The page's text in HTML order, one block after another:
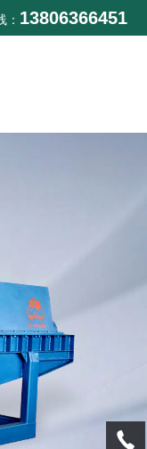
： 13806366451